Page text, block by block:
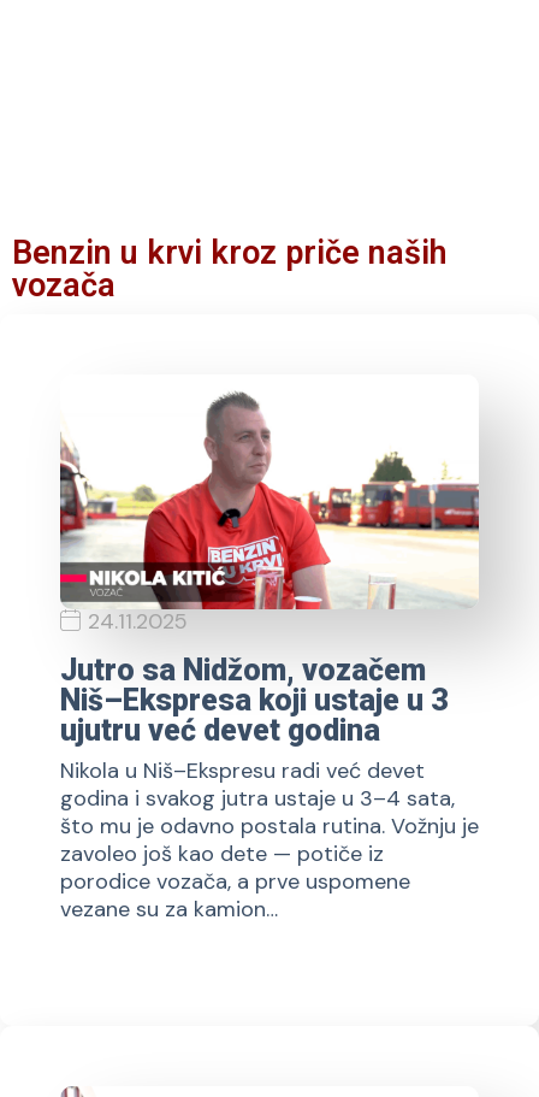
Benzin u krvi kroz priče naših
vozača
24.11.2025
Jutro sa Nidžom, vozačem
Niš–Ekspresa koji ustaje u 3
ujutru već devet godina
Nikola u Niš–Ekspresu radi već devet
godina i svakog jutra ustaje u 3–4 sata,
što mu je odavno postala rutina. Vožnju je
zavoleo još kao dete — potiče iz
porodice vozača, a prve uspomene
vezane su za kamion…